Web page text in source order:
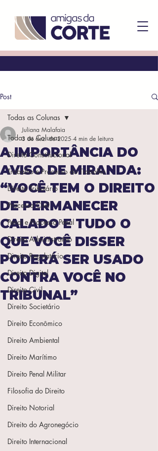
Post
Todas as Colunas
Direito Constitucional
Trabalho e Processo do Trabalho
Direito Tributário
Processo Civil
Penal e Processo Penal
Direito Administrativo
Direito Regulatório
Direito Digital
Direito Civil
Direito Societário
Direito Econômico
Direito Ambiental
Direito Marítimo
Direito Penal Militar
Filosofia do Direito
Direito Notorial
Direito do Agronegócio
Direito Internacional
Todas as Colunas
A IMPORTÂNCIA DO
AVISO DE MIRANDA:
“VOCÊ TEM O DIREITO
DE PERMANECER
CALADO E TUDO O
QUE VOCÊ DISSER
PODERÁ SER USADO
CONTRA VOCÊ NO
TRIBUNAL”
Juliana Malafaia
3 de dez. de 2025 4 min de leitura